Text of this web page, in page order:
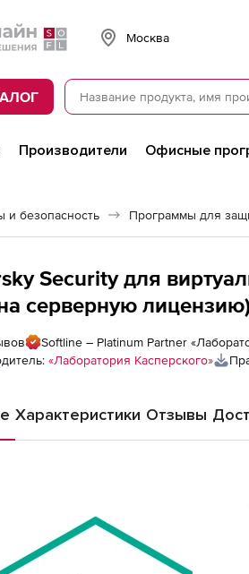
Москва
Производители Офисные
и безопасность Программы для
для виртуальных и облачных
серверную
количеству
Softline – Platinum Partner
«Лаборатория Касперского»
Характеристики Отзывы